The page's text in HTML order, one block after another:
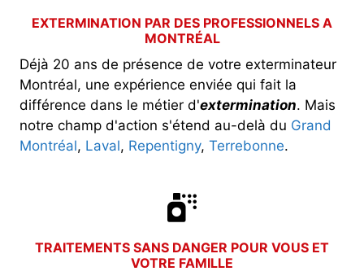
EXTERMINATION PAR DES PROFESSIONNELS A
MONTRÉAL
Déjà 20 ans de présence de votre exterminateur
Montréal, une expérience enviée qui fait la
différence dans le métier d'extermination. Mais
notre champ d'action s'étend au-delà du Grand
Montréal, Laval, Repentigny, Terrebonne.
TRAITEMENTS SANS DANGER POUR VOUS ET
VOTRE FAMILLE